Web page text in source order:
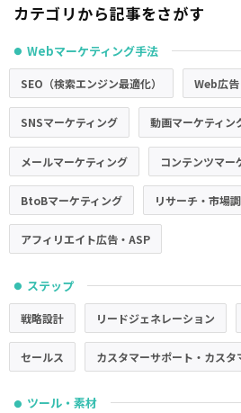
カテゴリから記事をさがす
● Webマーケティング手法
SEO（検索エンジン最適化） Web広
SNSマーケティング 動画マーケティン
メールマーケティング コンテンツマー
BtoBマーケティング リサーチ・市場
アフィリエイト広告・ASP
● ステップ
戦略設計 リードジェネレーション
セールス カスタマーサポート・カスタ
● ツール・素材